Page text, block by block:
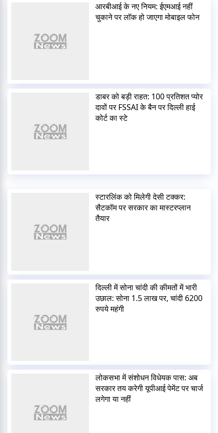
आरबीआई के नए नियम: ईएमआई नहीं
चुकाने पर लॉक हो जाएगा मोबाइल फोन
डाबर को बड़ी राहत: 100 प्रतिशत प्योर
दावों पर FSSAI के बैन पर दिल्ली हाई
कोर्ट का स्टे
स्टारलिंक को मिलेगी देसी टक्कर:
सैटकॉम पर सरकार का मास्टरप्लान
तैयार
दिल्ली में सोना चांदी की कीमतों में भारी
उछाल: सोना 1.5 लाख पर, चांदी 6200
रुपये महंगी
लोकसभा में संशोधन विधेयक पास: अब
सरकार तय करेगी यूपीआई पेमेंट पर चार्ज
लगेगा या नहीं